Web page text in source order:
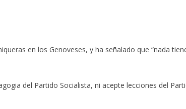
en los Genoveses, y ha señalado que “nada
del Partido Socialista, ni acepte lecciones del